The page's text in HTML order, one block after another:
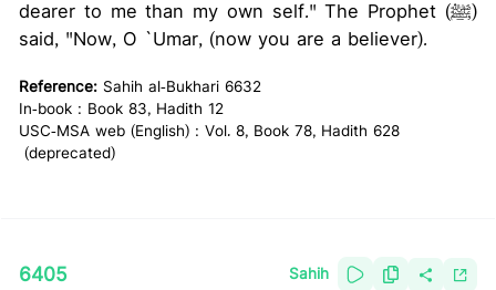
dearer to me than my own self." The Prophet (ﷺ)
said, "Now, O `Umar, (now you are a believer).
Reference: Sahih al-Bukhari 6632
In-book : Book 83, Hadith 12
USC-MSA web (English) : Vol. 8, Book 78, Hadith 628
(deprecated)
6405 Sahih